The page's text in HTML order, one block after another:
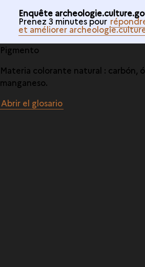
Enquête
Prenez 3 minutes pour
et améliorer
Pigmento
Materia colorante natural : carbón,
manganeso.
Abrir el glosario